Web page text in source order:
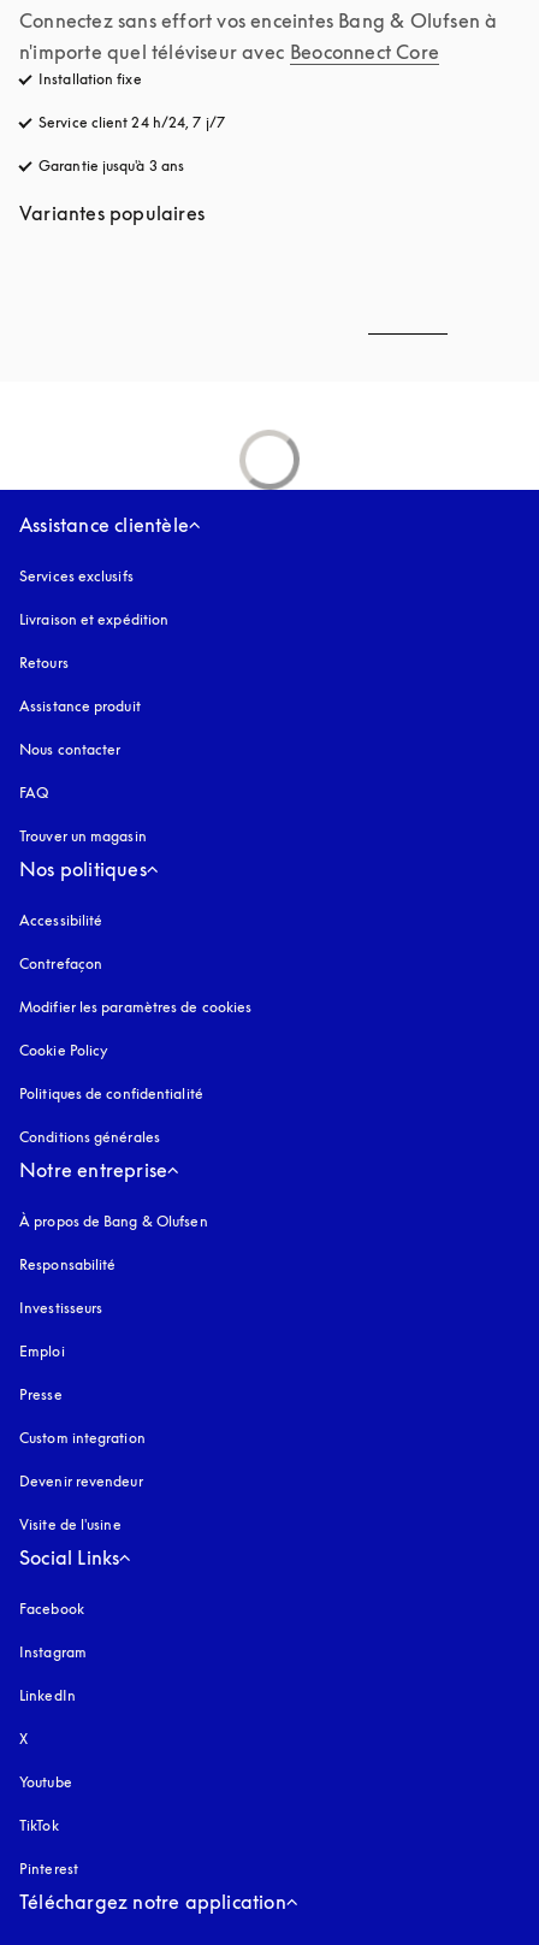
Connectez sans effort vos enceintes Bang & Olufsen à
n'importe quel téléviseur avec Beoconnect Core
Installation fixe
Service client 24 h/24, 7 j/7s’ouvre dans un nouvel onglet
Garantie jusqu'à 3 ans
Variantes populaires
Assistance clientèle
Services exclusifs
Livraison et expédition
Retours
Assistance produit
Nous contacter
FAQ
Trouver un magasin
Nos politiques
Accessibilité
Contrefaçon
Modifier les paramètres de cookies
Cookie Policy
Politiques de confidentialité
Conditions générales
Notre entreprise
À propos de Bang & Olufsen
Responsabilité
Investisseurs
Emploi
Presse
Custom integration
Devenir revendeur
Visite de l'usine
Social Links
Facebook
Instagram
LinkedIn
X
Youtube
TikTok
Pinterest
Téléchargez notre application